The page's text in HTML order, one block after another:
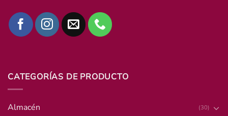
CATEGORÍAS DE PRODUCTO
Almacén (30)